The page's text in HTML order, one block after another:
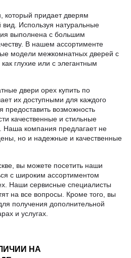
который придает дверям
Используя натуральные
выполнена с большим
В нашем ассортименте
модели межкомнатных дверей с
глухие или с элегантным
двери орех купить по
их доступными для каждого
возможность
качественные и стильные
компания предлагает не
но и надежные и качественные
вы можете посетить наши
с широким ассортиментом
Наши сервисные специалисты
на все вопросы. Кроме того, вы
получения дополнительной
и услугах.
НА